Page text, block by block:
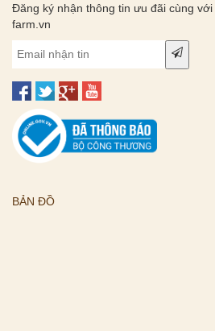
Đăng ký nhận thông tin ưu đãi cùng
farm.vn
BẢN ĐỒ